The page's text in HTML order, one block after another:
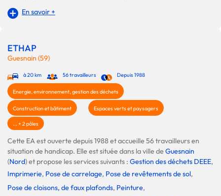
En savoir +
ETHAP
Guesnain (59)
à 20 km 56 travailleurs Depuis 1988
Energie, environnement, gestion des déchets
Construction et bâtiment Espaces verts et paysagers
... + 2 pôles
Cette EA est ouverte depuis 1988 et accueille 56 travailleurs en
situation de handicap. Elle est située dans la ville deGuesnain
(Nord) et propose les services suivants : Gestion des déchets DEEE,
Imprimerie, Pose de carrelage, Pose de revêtements de sol,
Pose de cloisons, de faux plafonds, Peinture,